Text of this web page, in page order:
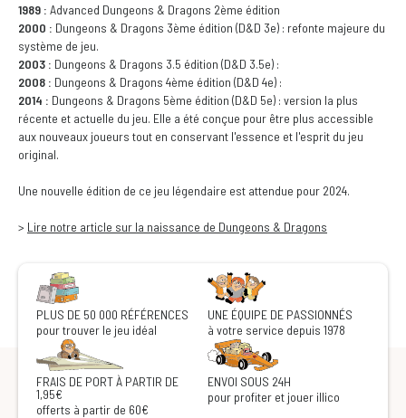
1989 : Advanced Dungeons & Dragons 2ème édition
2000 : Dungeons & Dragons 3ème édition (D&D 3e) : refonte majeure du
système de jeu.
2003 : Dungeons & Dragons 3.5 édition (D&D 3.5e) :
2008 : Dungeons & Dragons 4ème édition (D&D 4e) :
2014 : Dungeons & Dragons 5ème édition (D&D 5e) : version la plus
récente et actuelle du jeu. Elle a été conçue pour être plus accessible
aux nouveaux joueurs tout en conservant l'essence et l'esprit du jeu
original.
Une nouvelle édition de ce jeu légendaire est attendue pour 2024.
> Lire notre article sur la naissance de Dungeons & Dragons
PLUS DE 50 000 RÉFÉRENCES
pour trouver le jeu idéal
UNE ÉQUIPE DE PASSIONNÉS
à votre service depuis 1978
FRAIS DE PORT À PARTIR DE
1,95€
offerts à partir de 60€
ENVOI SOUS 24H
pour profiter et jouer illico